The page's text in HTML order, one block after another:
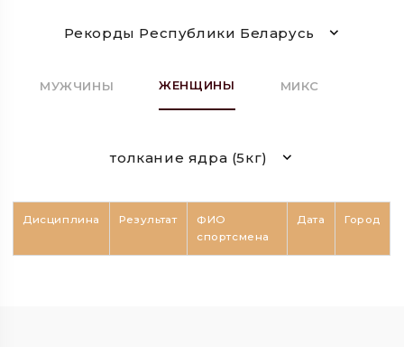
Рекорды Республики Беларусь
МУЖЧИНЫ ЖЕНЩИНЫ МИКС
толкание ядра (5кг)
Дисциплина Результат
ФИО
спортсмена
Дата Город